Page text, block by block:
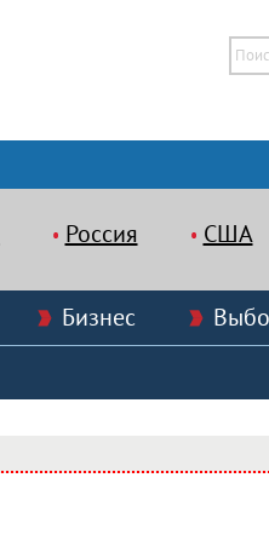
Россия США
Бизнес